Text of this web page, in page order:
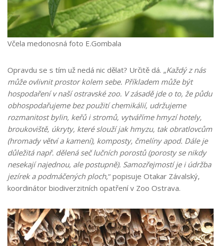
Včela medonosná foto E.Gombala
Opravdu se s tím už nedá nic dělat? Určitě dá. „Každý z nás
může ovlivnit prostor kolem sebe. Příkladem může být
hospodaření v naší ostravské zoo. V zásadě jde o to, že půdu
obhospodařujeme bez použití chemikálií, udržujeme
rozmanitost bylin, keřů i stromů, vytváříme hmyzí hotely,
broukoviště, úkryty, které slouží jak hmyzu, tak obratlovcům
(hromady větví a kamení), komposty, čmelíny apod. Dále je
důležitá např. dělená seč lučních porostů (porosty se nikdy
nesekají najednou, ale postupně). Samozřejmostí je i údržba
jezírek a podmáčených ploch,“ popisuje Otakar Závalský,
koordinátor biodiverzitních opatření v Zoo Ostrava.